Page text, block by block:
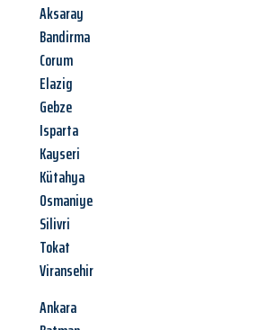
Aksaray
Bandirma
Corum
Elazig
Gebze
Isparta
Kayseri
Kütahya
Osmaniye
Silivri
Tokat
Viransehir
Ankara